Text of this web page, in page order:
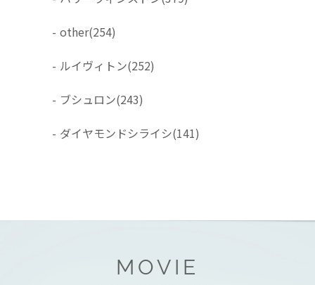
- other(254)
- ルイヴィトン(252)
- ブシュロン(243)
- ダイヤモンドシライシ(141)
MOVIE